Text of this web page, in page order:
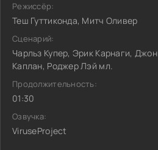
Режиссёр:
Теш Гуттиконда, Митч Оливер
Сценарий:
Чарльз Купер, Эрик Карнаги, Джон
Каплан, Роджер Лэй мл.
Продолжительность:
01:30
Озвучка:
ViruseProject